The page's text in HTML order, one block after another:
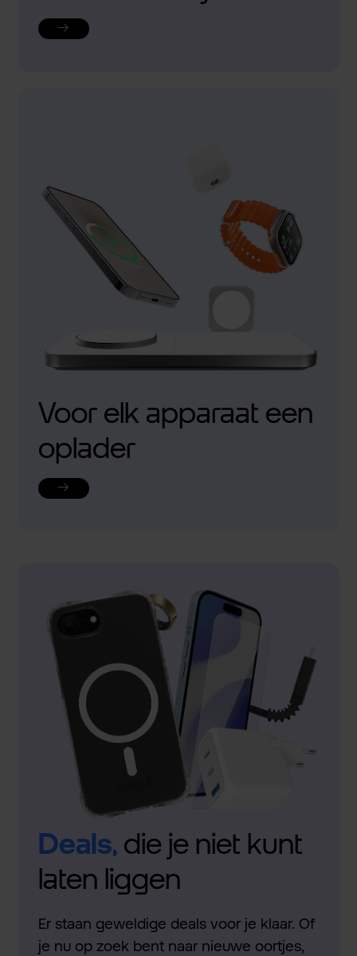
Voor elk apparaat een
oplader
Deals,die je niet kunt
laten liggen
Er staan geweldige deals voor je klaar. Of
je nu op zoek bent naar nieuwe oortjes,